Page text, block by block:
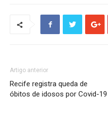
Artigo anterior
Recife registra queda de
óbitos de idosos por Covid-19